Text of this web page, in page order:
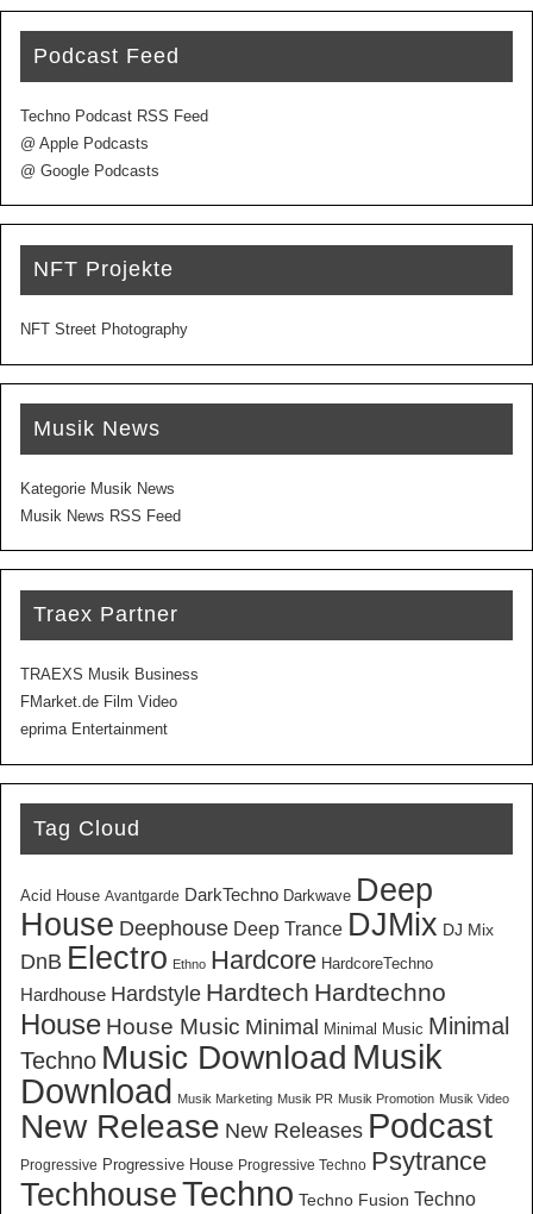
Podcast Feed
Techno Podcast RSS Feed
@ Apple Podcasts
@ Google Podcasts
NFT Projekte
NFT Street Photography
Musik News
Kategorie Musik News
Musik News RSS Feed
Traex Partner
TRAEXS Musik Business
FMarket.de Film Video
eprima Entertainment
Tag Cloud
Acid House Avantgarde DarkTechno Darkwave Deep
House Deephouse Deep Trance DJMix DJ Mix
DnB Electro Ethno Hardcore HardcoreTechno
Hardhouse Hardstyle Hardtech Hardtechno
House House Music Minimal Minimal Music Minimal
Techno Music Download Musik
Download Musik Marketing Musik PR Musik Promotion Musik Video
New Release New Releases Podcast
Progressive Progressive House Progressive Techno Psytrance
TechhouseTechno Techno Fusion Techno